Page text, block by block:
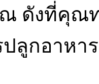
ดังที่คุณ
ปลูกอาหา